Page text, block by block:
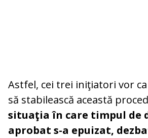
Astfel, cei trei iniţiatori vor
să stabilească această
situaţia în care timpul de
aprobat s-a epuizat,